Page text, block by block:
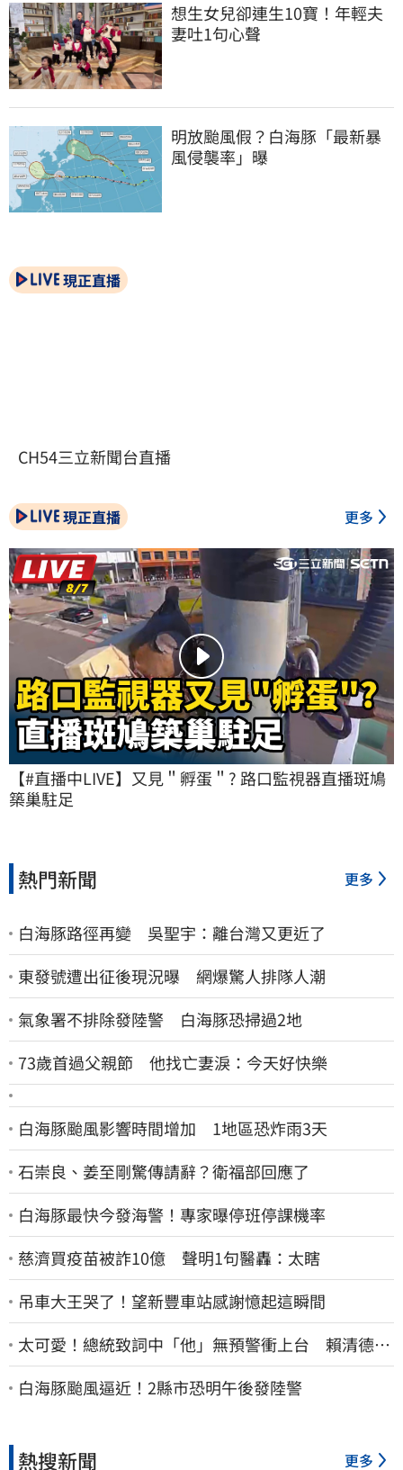
想生女兒卻連生10寶！年輕夫
妻吐1句心聲
明放颱風假？白海豚「最新暴
風侵襲率」曝
現正直播
CH54三立新聞台直播
現正直播 更多
【#直播中LIVE】又見＂孵蛋＂? 路口監視器直播斑鳩
築巢駐足
熱門新聞 更多
白海豚路徑再變 吳聖宇：離台灣又更近了
東發號遭出征後現況曝 網爆驚人排隊人潮
氣象署不排除發陸警 白海豚恐掃過2地
73歲首過父親節 他找亡妻淚：今天好快樂
白海豚颱風影響時間增加 1地區恐炸雨3天
石崇良、姜至剛驚傳請辭？衛福部回應了
白海豚最快今發海警！專家曝停班停課機率
慈濟買疫苗被詐10億 聲明1句醫轟：太瞎
吊車大王哭了！望新豐車站感謝憶起這瞬間
太可愛！總統致詞中「他」無預警衝上台 賴清德笑
喊：卸任再交棒給你
白海豚颱風逼近！2縣市恐明午後發陸警
熱搜新聞 更多